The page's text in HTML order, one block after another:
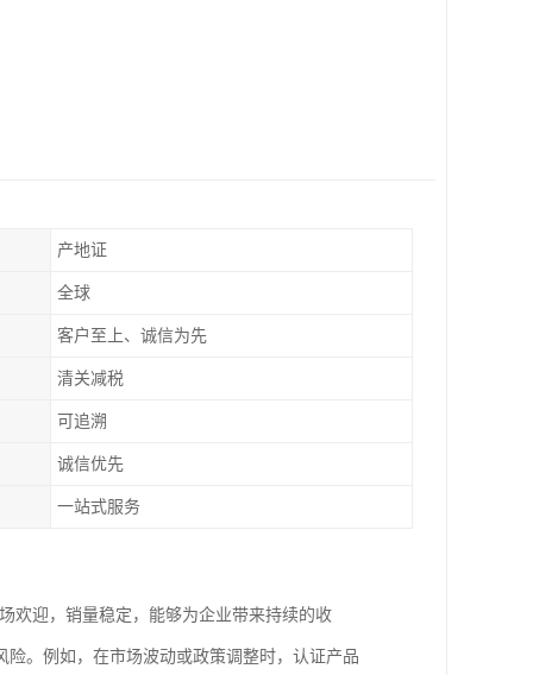
产地证
全球
客户至上、诚信为先
清关减税
可追溯
诚信优先
一站式服务
欢迎，销量稳定，能够为企业带来持续的收
。例如，在市场波动或政策调整时，认证产品